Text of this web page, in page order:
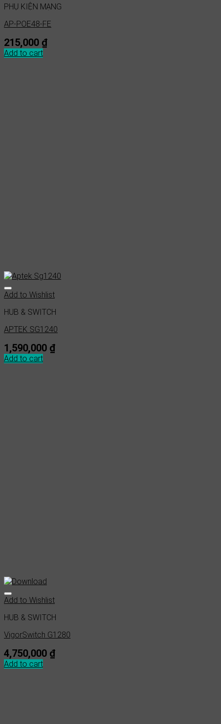
PHỤ KIỆN MẠNG
AP-POE48-FE
215,000 ₫
Add to cart
Add to Wishlist
HUB & SWITCH
APTEK SG1240
1,590,000 ₫
Add to cart
Add to Wishlist
HUB & SWITCH
VigorSwitch G1280
4,750,000 ₫
Add to cart